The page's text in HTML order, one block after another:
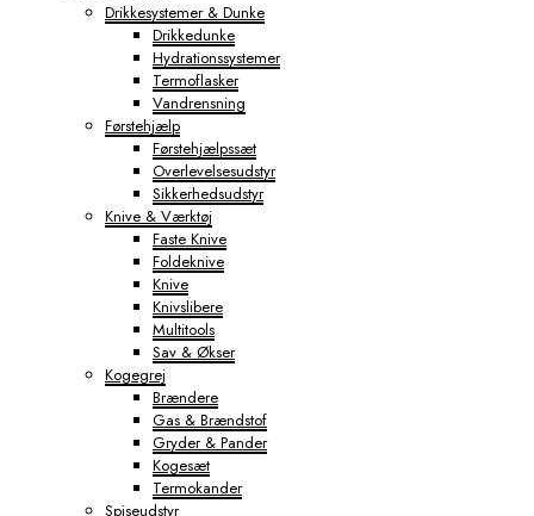
Drikkesystemer & Dunke
Drikkedunke
Hydrationssystemer
Termoflasker
Vandrensning
Førstehjælp
Førstehjælpssæt
Overlevelsesudstyr
Sikkerhedsudstyr
Knive & Værktøj
Faste Knive
Foldeknive
Knive
Knivslibere
Multitools
Sav & Økser
Kogegrej
Brændere
Gas & Brændstof
Gryder & Pander
Kogesæt
Termokander
Spiseudstyr